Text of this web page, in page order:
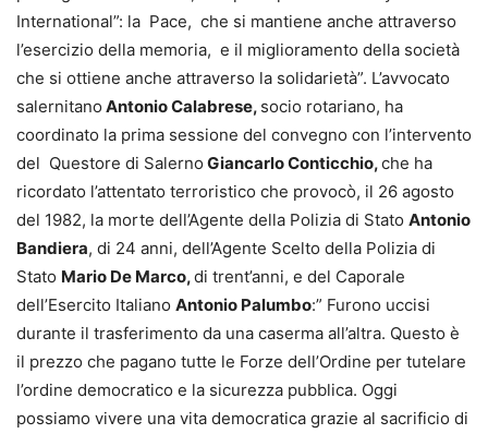
International”: la Pace, che si mantiene anche attraverso
l’esercizio della memoria, e il miglioramento della società
che si ottiene anche attraverso la solidarietà”. L’avvocato
salernitano Antonio Calabrese, socio rotariano, ha
coordinato la prima sessione del convegno con l’intervento
del Questore di Salerno Giancarlo Conticchio,che ha
ricordato l’attentato terroristico che provocò, il 26 agosto
del 1982, la morte dell’Agente della Polizia di Stato Antonio
Bandiera, di 24 anni, dell’Agente Scelto della Polizia di
Stato Mario De Marco,di trent’anni, e del Caporale
dell’Esercito Italiano Antonio Palumbo:” Furono uccisi
durante il trasferimento da una caserma all’altra. Questo è
il prezzo che pagano tutte le Forze dell’Ordine per tutelare
l’ordine democratico e la sicurezza pubblica. Oggi
possiamo vivere una vita democratica grazie al sacrificio di